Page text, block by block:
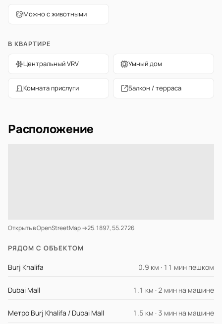
Можно с животными
В КВАРТИРЕ
Центральный VRV Умный дом
Комната прислуги Балкон / терраса
Расположение
Открыть в OpenStreetMap →25.1897, 55.2726
РЯДОМ С ОБЪЕКТОМ
Burj Khalifa 0.9 км · 11 мин пешком
Dubai Mall 1.1 км · 2 мин на машине
Метро Burj Khalifa / Dubai Mall 1.5 км · 3 мин на машине